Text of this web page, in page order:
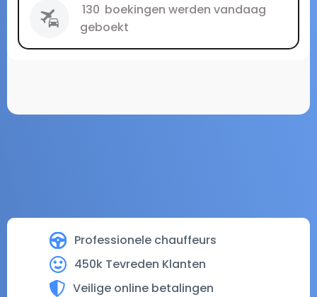
Professionele chauffeurs
450k Tevreden Klanten
Veilige online betalingen
130 boekingen werden vandaag
geboekt